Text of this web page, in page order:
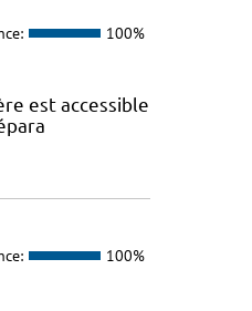
100%
est accessible
100%